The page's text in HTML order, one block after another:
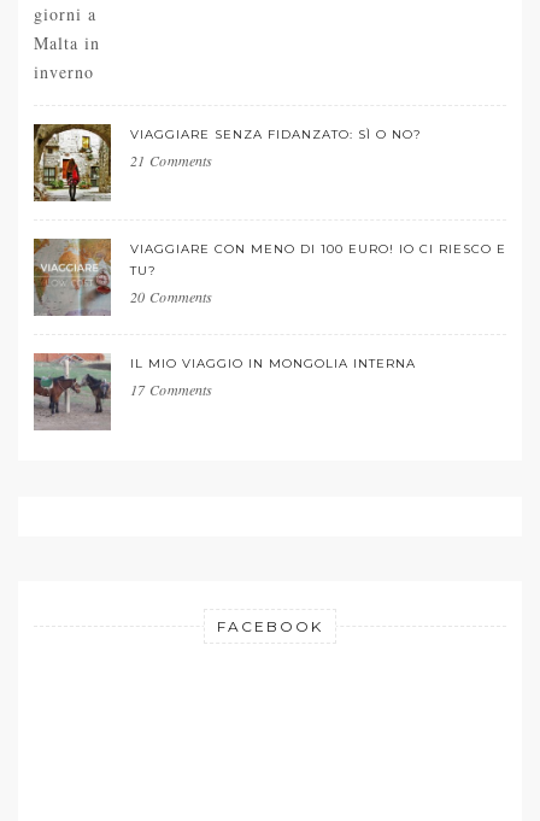
VIAGGIARE SENZA FIDANZATO: SÌ O NO?
21 Comments
VIAGGIARE CON MENO DI 100 EURO! IO CI RIESCO E
TU?
20 Comments
IL MIO VIAGGIO IN MONGOLIA INTERNA
17 Comments
FACEBOOK